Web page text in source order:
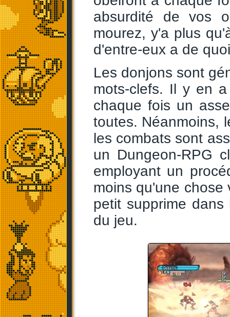
absurdité de vos
mourez, y'a plus
d'entre-eux a de
Les donjons sont
mots-clefs. Il y en
chaque fois un
toutes. Néanmoins,
les combats sont
un Dungeon-RPG
employant un
moins qu'une chose
petit supprime
du jeu.